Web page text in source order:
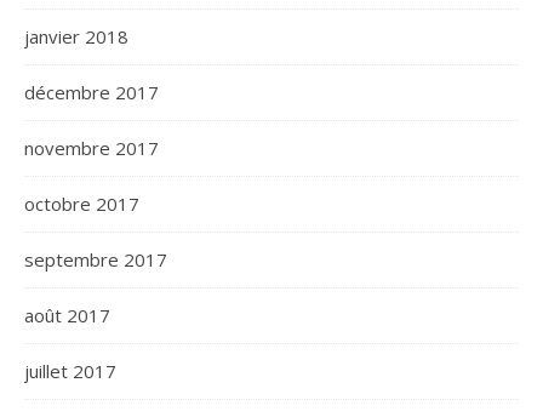
janvier 2018
décembre 2017
novembre 2017
octobre 2017
septembre 2017
août 2017
juillet 2017